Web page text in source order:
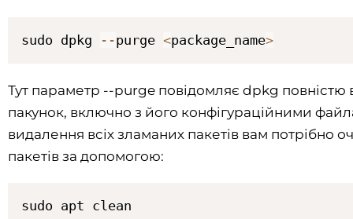
sudo dpkg --purge <package_name>
Тут параметр --purge повідомляє dpkg повністю
пакунок, включно з його конфігураційними
видалення всіх зламаних пакетів вам потрібно
пакетів за допомогою:
sudo apt clean